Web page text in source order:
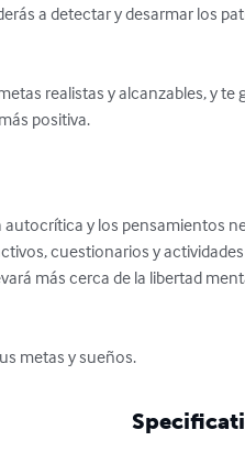
a detectar y desarmar los
realistas y alcanzables, y
positiva.
autocrítica y los pensamientos
cuestionarios y
más cerca de la libertad
metas y sueños.